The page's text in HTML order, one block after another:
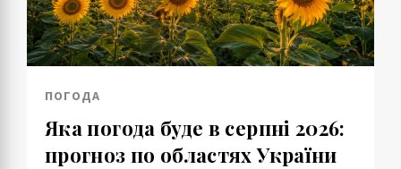
ПОГОДА
Яка погода буде в серпні 2026:
прогноз по областях України